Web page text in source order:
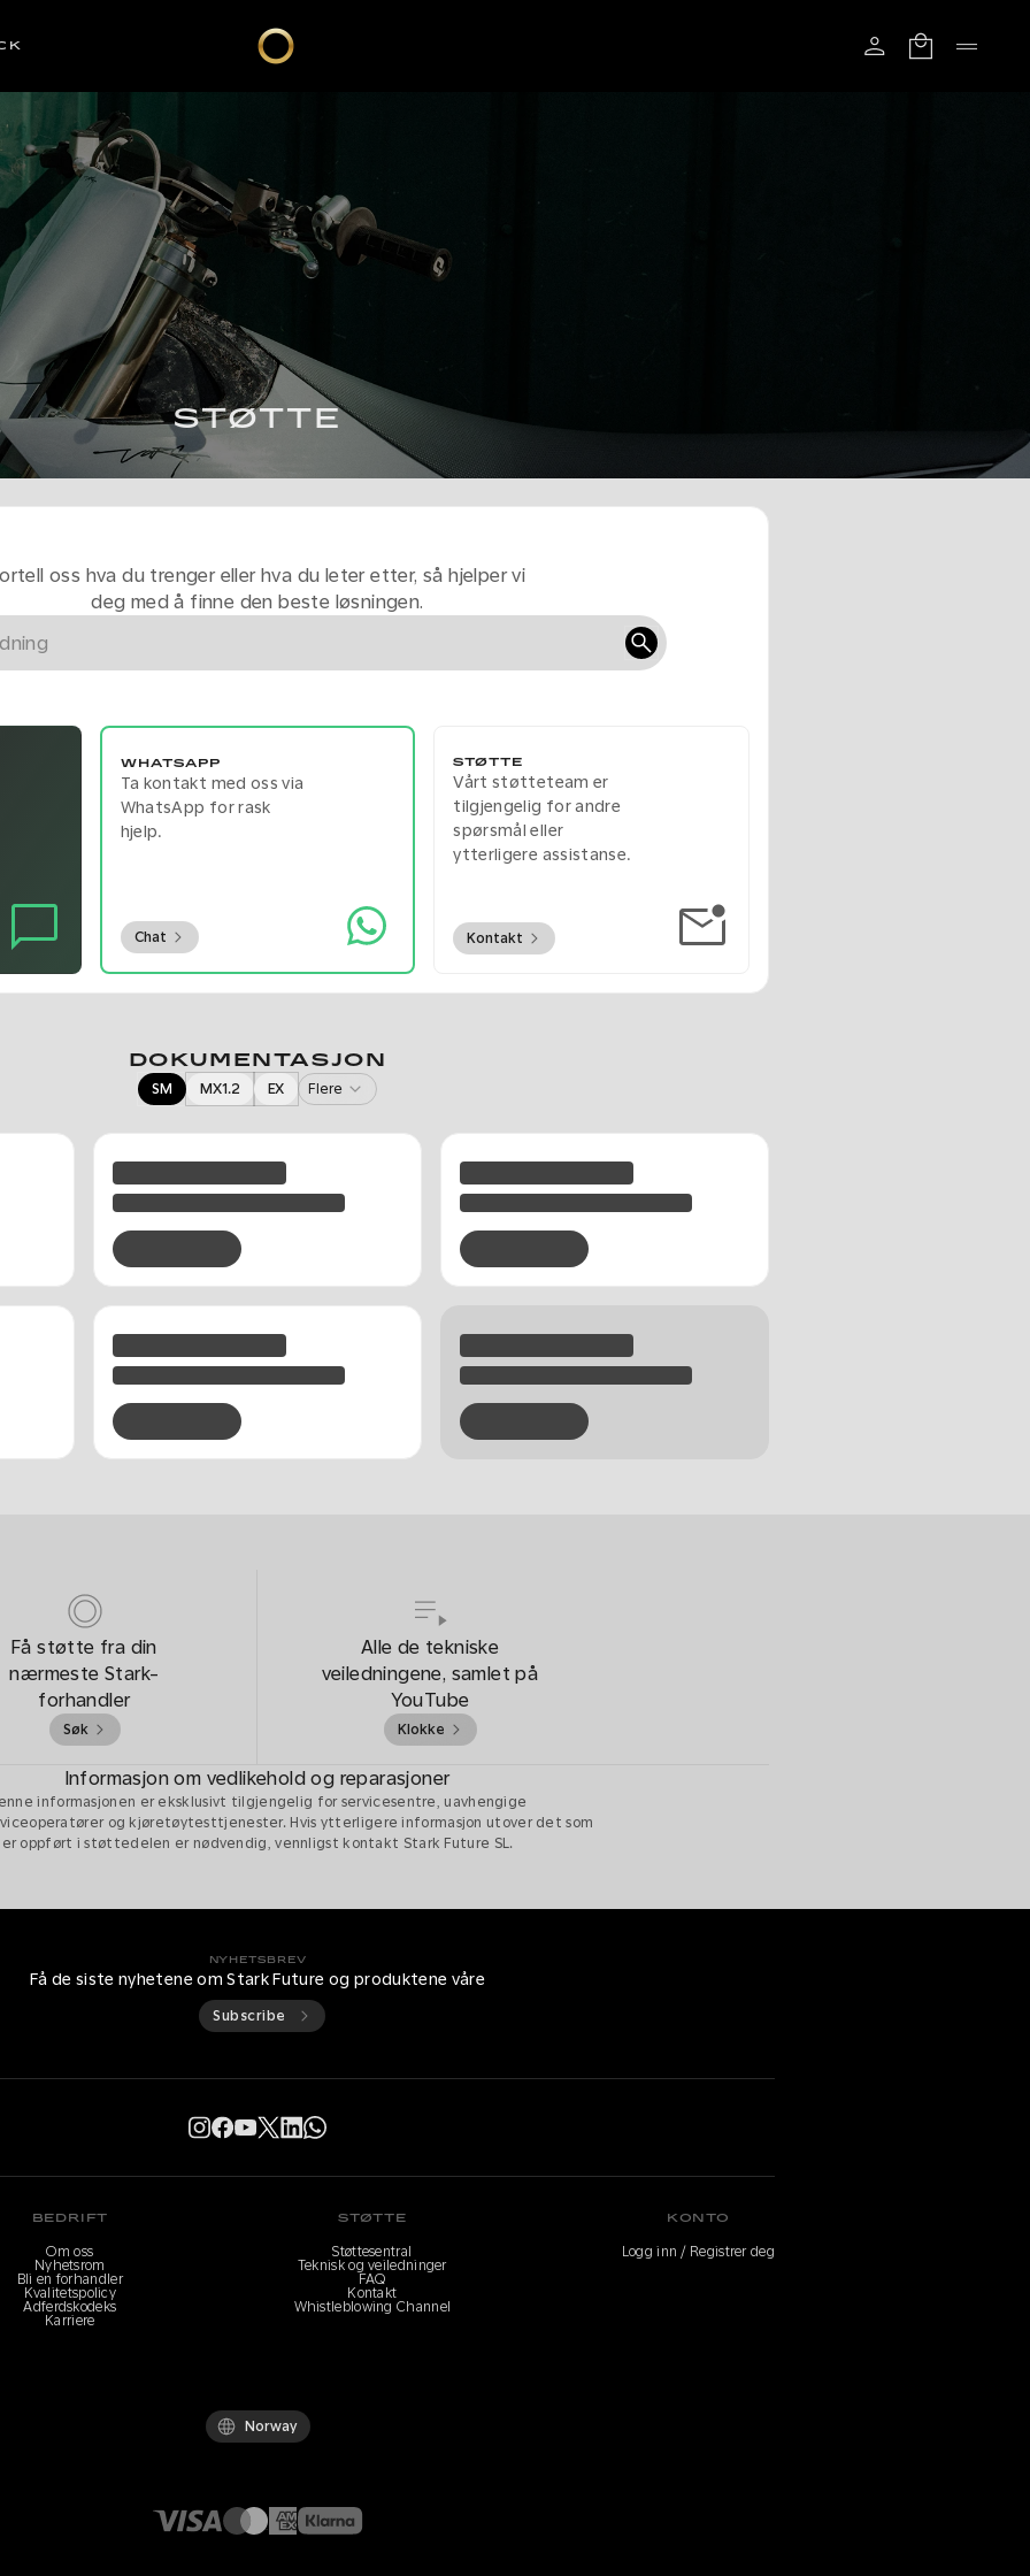
STØTTE
oss hva du trenger eller hva du leter etter, så hjelper vi
deg med å finne den beste løsningen.
WHATSAPP
Ta kontakt med oss via
WhatsApp for rask
hjelp.
Chat
STØTTE
Vårt støtteteam er
tilgjengelig for andre
spørsmål eller
ytterligere assistanse.
Kontakt
DOKUMENTASJON
SM MX1.2 EX Flere
Få støtte fra din
nærmeste Stark-
forhandler
Søk
Alle de tekniske
veiledningene, samlet på
YouTube
Klokke
Informasjon om vedlikehold og reparasjoner
informasjonen er eksklusivt tilgjengelig for servicesentre, uavhengige
og kjøretøytesttjenester. Hvis ytterligere informasjon utover det som
er oppført i støttedelen er nødvendig, vennligst kontakt Stark Future SL.
NYHETSBREV
Få de siste nyhetene om Stark Future og produktene våre
Subscribe
BEDRIFT
Om oss
Nyhetsrom
Bli en forhandler
Kvalitetspolicy
Adferdskodeks
Karriere
STØTTE
Støttesentral
Teknisk og veiledninger
FAQ
Kontakt
Whistleblowing Channel
KONTO
Logg inn / Registrer deg
Norway